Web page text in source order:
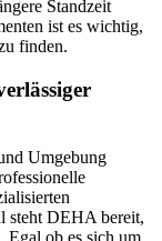
Standzeit
ist es wichtig,
finden.
Umgebung
steht DEHA bereit,
Egal ob es sich um